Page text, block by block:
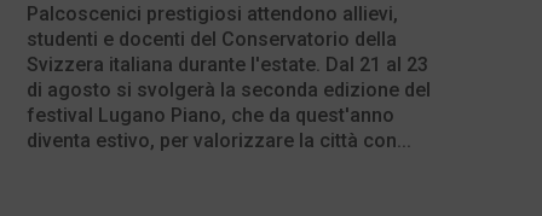
Palcoscenici prestigiosi attendono allievi,
studenti e docenti del Conservatorio della
Svizzera italiana durante l'estate. Dal 21 al 23
di agosto si svolgerà la seconda edizione del
festival Lugano Piano, che da quest'anno
diventa estivo, per valorizzare la città con...